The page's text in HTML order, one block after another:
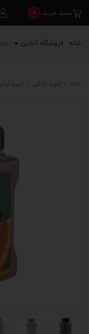
0 سبد خرید
خانه فروشگاه آنلاین
خانه / ادویه خانگی / ادویه